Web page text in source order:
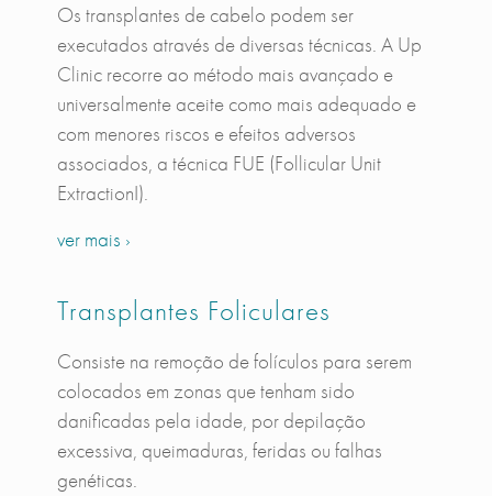
Os transplantes de cabelo podem ser
executados através de diversas técnicas. A Up
Clinic recorre ao método mais avançado e
universalmente aceite como mais adequado e
com menores riscos e efeitos adversos
associados, a técnica FUE (Follicular Unit
ExtractionI).
ver mais ›
Transplantes Foliculares
Consiste na remoção de folículos para serem
colocados em zonas que tenham sido
danificadas pela idade, por depilação
excessiva, queimaduras, feridas ou falhas
genéticas.